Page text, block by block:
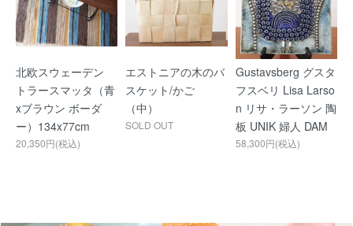
北欧スウェーデン
トラースマッタ（青
xブラウン ボーダ
ー）134x77cm
20,350円(税込)
エストニアの木のバ
スケット/かご
（中）
SOLD OUT
Gustavsberg グスタ
フスベリ Lisa Larso
n リサ・ラーソン 陶
板 UNIK 婦人 DAM
58,300円(税込)